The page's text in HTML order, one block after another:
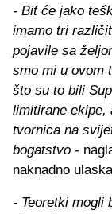
- Bit će jako
imamo tri
pojavile sa
smo mi u ovom
što su to bili
limitirane ekipe,
tvornica na
bogatstvo -
naknadno
- Teoretki mogli